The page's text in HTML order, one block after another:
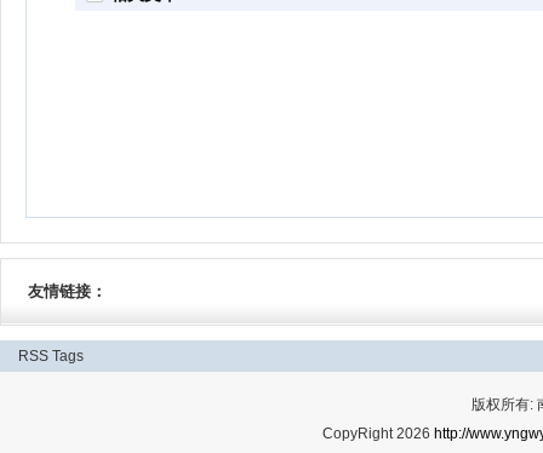
友情链接：
RSS Tags
版权所有:
CopyRight 2026 http://